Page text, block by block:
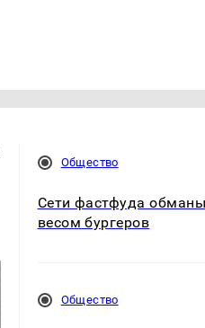
Общество
Сети фастфуда
весом бургеров
Общество